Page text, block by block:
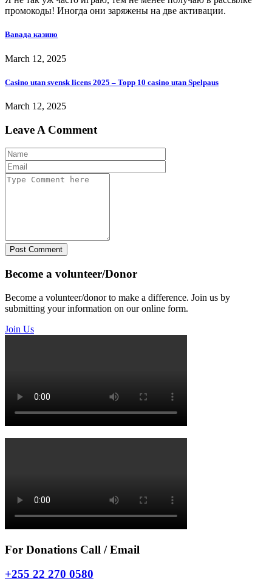
промокоды! Иногда они заряжены на две активации.
Вавада казино
March 12, 2025
Casino utan svensk licens 2025 – Topp 10 casino utan Spelpaus
March 12, 2025
Leave A Comment
Post Comment
Become a volunteer/Donor
Become a volunteer/donor to make a difference. Join us by
submitting your information on our online form.
Join Us
For Donations Call / Email
+255 22 270 0580